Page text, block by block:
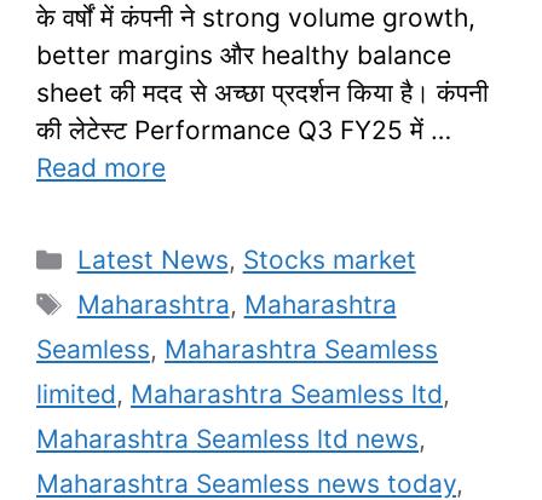
के वर्षों में कंपनी ने strong volume growth,
better margins और healthy balance
sheet की मदद से अच्छा प्रदर्शन किया है। कंपनी
की लेटेस्ट Performance Q3 FY25 में …
Read more
Categories
Latest News, Stocks market
Tags
Maharashtra, Maharashtra
Seamless, Maharashtra Seamless
limited, Maharashtra Seamless ltd,
Maharashtra Seamless ltd news,
Maharashtra Seamless news today,